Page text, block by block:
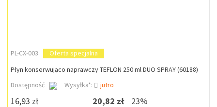
PL-CX-003
Oferta specjalna
Płyn konserwująco naprawczy TEFLON 250 ml DUO SPRAY (60188)
Dostępność
Wysyłka*: jutro
16,93 zł 20,82 zł 23%